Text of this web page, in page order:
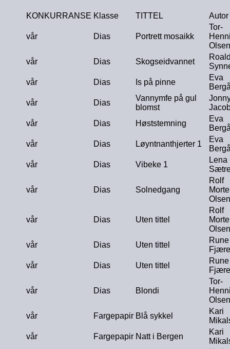
KONKURRANSE Klasse TITTEL Autor
vår Dias Portrett mosaikk
Tor-
Olsen
vår
Dias Skogseidvannet
vår
Dias Is på pinne
Eva
vår
Dias
Vannymfe på gul
blomst
vår
Dias Høststemning
Eva
vår
Dias Løyntnanthjerter 1
Eva
vår
Dias Vibeke 1
Lena
vår Dias Solnedgang
Rolf
Olsen
vår Dias Uten tittel
Rolf
Olsen
vår
Dias Uten tittel
Rune
vår
Dias Uten tittel
Rune
vår Dias Blondi
Tor-
Olsen
vår
Fargepapir Blå sykkel
Kari
vår
Fargepapir Natt i Bergen
Kari